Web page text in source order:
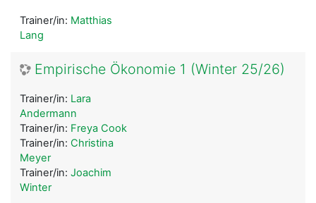
Trainer/in: Matthias
Lang
Empirische Ökonomie 1 (Winter 25/26)
Trainer/in: Lara
Andermann
Trainer/in: Freya Cook
Trainer/in: Christina
Meyer
Trainer/in: Joachim
Winter